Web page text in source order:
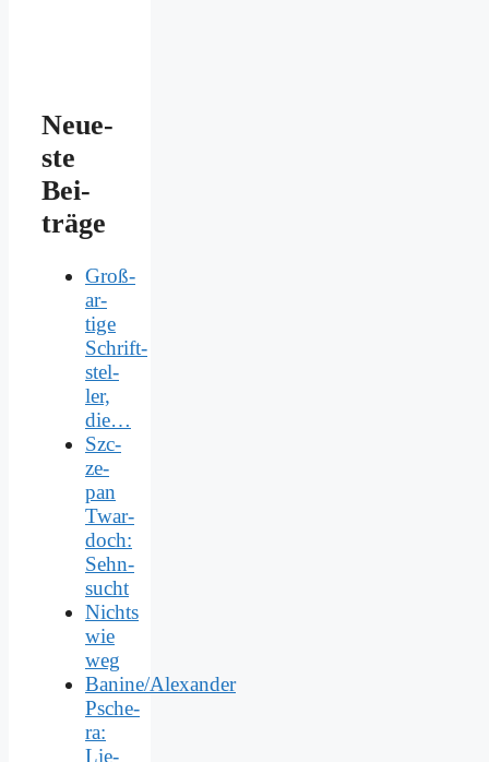
Neue­
ste
Bei­
trä­ge
Groß­
ar­
ti­ge
Schrift­
stel­
ler,
die…
Szc­
ze­
pan
Twar­
doch:
Sehn­
sucht
Nichts
wie
weg
Banine/Alexander
Psche­
ra:
Lie­